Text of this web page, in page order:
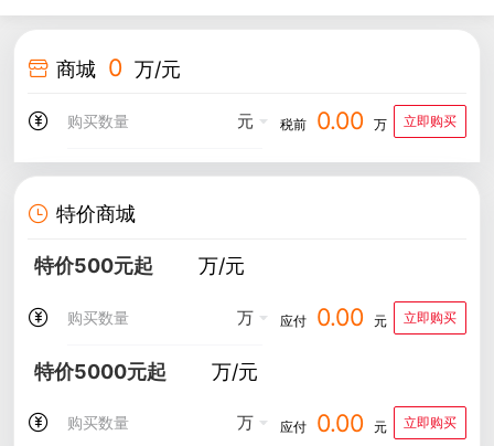
商城 0 万/元
元 税前 0.00 万 立即购买
特价商城
特价500元起 万/元
万 应付 0.00 元 立即购买
特价5000元起 万/元
万 应付 0.00 元 立即购买